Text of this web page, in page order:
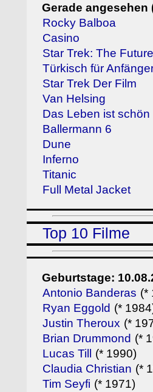
Gerade angesehen
Rocky Balboa
Casino
Star Trek: The
Türkisch für
Star Trek Der Film
Van Helsing
Das Leben ist schön
Ballermann 6
Dune
Inferno
Titanic
Full Metal Jacket
Top 10 Filme
Geburtstage:
Antonio Banderas (*
Ryan Eggold (*
Justin Theroux (*
Brian Drummond (*
Lucas Till
(* 1990)
Claudia Christian (*
Tim Seyfi (* 1971)